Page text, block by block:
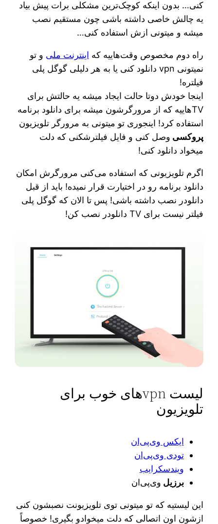
کنی… بدون اینکه کوچک‌ترین مشکلی برات پیش بیاد
یه چالش خاصی داشته باشی چون مستقیم نصب
میشه و میتونی ازش استفاده کنی…
راه دوم مخصوص وقت‌هاییه که اینترنت ملی و تو
نمیتونی vpn دانلود کنی یا به هر دلیلی گوگل پلی
فیلتره!
اینجا خودش دوتا حالت ایجاد میشه یه حالتش برای
TVهاییه که از مرورگرشون میشه برای دانلود برنامه
استفاده کرد! اینجوری تو میتونی به مرورگر تلویزیون
پروکسی وصل کنی و فایل فیلترشکنی که دلت
میخواد دانلود کنی!
اگرم تلویزیونی که استفاده می‌کنی مرورگرش امکان
دانلود برنامه رو در اختیارت قرار نمیده! باید از قبل
دانلودر نصب داشته باشی! پس تا الان که گوگل پلی
فیلتر نیست برای TV دانلودر نصب کن!
لیست vpnهای خوب برای
تلویزیون
ایکس وی‌پی‌ان
تودی‌ وی‌پی‌ان
ویندسکرایب
برزیل وی‌پی‌ان
این لیستیه که تو میتونی توی تلویزیونت نصبشون کنی
ازشون اون اتصالی که دلت میخوادو بگیری! خصوصاً